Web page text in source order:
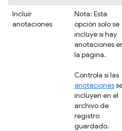
Incluir
anotaciones
Nota: Esta
opción solo se
incluye si hay
anotaciones
la página.
Controla si las
anotaciones
incluyen en el
archivo de
registro
guardado.